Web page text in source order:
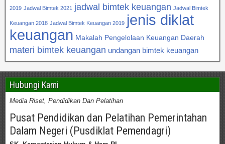
2019 Jadwal Bimtek 2021 jadwal bimtek keuangan Jadwal Bimtek
Keuangan 2018 Jadwal Bimtek Keuangan 2019 jenis diklat
keuangan Makalah Pengelolaan Keuangan Daerah
materi bimtek keuangan undangan bimtek keuangan
Hubungi Kami
Media Riset, Pendidikan Dan Pelatihan
Pusat Pendidikan dan Pelatihan Pemerintahan
Dalam Negeri (Pusdiklat Pemendagri)